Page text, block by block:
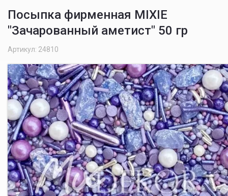
Посыпка фирменная MIXIE
"Зачарованный аметист" 50 гр
Артикул: 24810